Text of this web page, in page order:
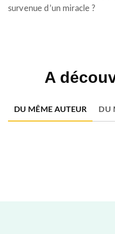
survenue d’un miracle ?
A
DU MÊME AUTEUR DU